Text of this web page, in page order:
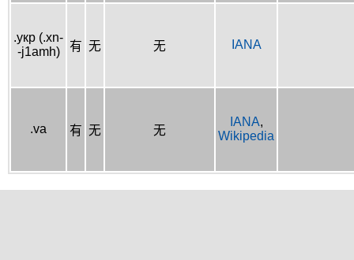
.укр (.xn-
-j1amh)
有 无 无 IANA
.va 有 无 无
IANA,
Wikipedia